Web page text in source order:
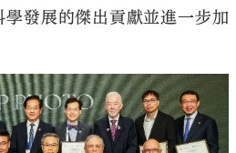
發展的傑出貢獻並進一步加